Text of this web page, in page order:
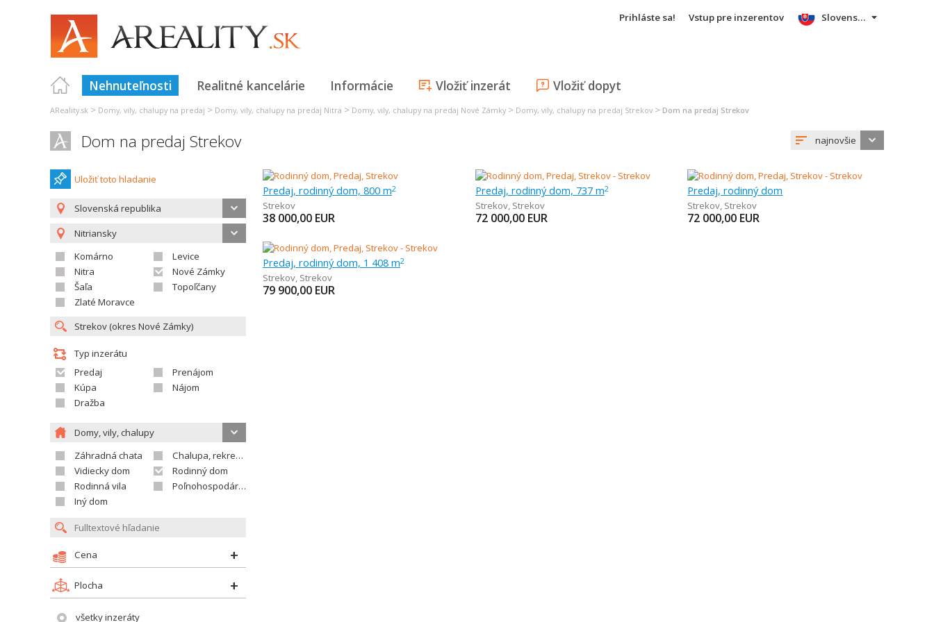
Prihláste sa! Vstup pre inzerentov
Nehnuteľnosti Realitné kancelárie Informácie Vložiť inzerát Vložiť dopyt
Slovensky
AReality.sk > Domy, vily, chalupy na predaj > Domy, vily, chalupy na predaj Nitra > Domy, vily, chalupy na predaj Nové Zámky > Domy, vily, chalupy na predaj Strekov > Dom na predaj Strekov
Dom na predaj Strekov najnovšie
Uložiť toto hladanie
Slovenská republika
Nitriansky
Komárno
Levice
Nitra
Nové Zámky
Šaľa
Topoľčany
Zlaté Moravce
Typ inzerátu
Predaj
Prenájom
Kúpa
Nájom
Dražba
Domy, vily, chalupy
Záhradná chata
Chalupa, rekreačný domček
Vidiecky dom
Rodinný dom
Rodinná vila
Poľnohospodárska usadlosť
Iný dom
Cena
Plocha
všetky inzeráty
Predaj, rodinný dom, 800 m2
Strekov
38 000,00 EUR
Predaj, rodinný dom, 737 m2
Strekov, Strekov
72 000,00 EUR
Predaj, rodinný dom
Strekov, Strekov
72 000,00 EUR
Predaj, rodinný dom, 1 408 m2
Strekov, Strekov
79 900,00 EUR